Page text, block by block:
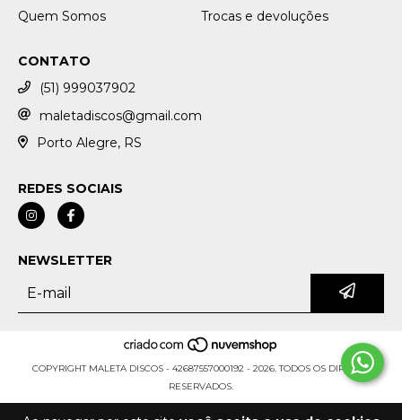
Quem Somos
Trocas e devoluções
CONTATO
(51) 999037902
maletadiscos@gmail.com
Porto Alegre, RS
REDES SOCIAIS
NEWSLETTER
COPYRIGHT MALETA DISCOS - 42687557000192 - 2026. TODOS OS DIREITOS
RESERVADOS.